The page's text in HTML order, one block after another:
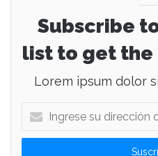
Subscribe
list to get the
Lorem ipsum dolor
g